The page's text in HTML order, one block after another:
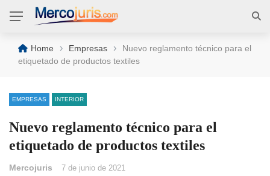
Home › Empresas ›
Nuevo reglamento técnico para el
etiquetado de productos textiles
EMPRESAS INTERIOR
Nuevo reglamento técnico para el
etiquetado de productos textiles
Mercojuris 7 de junio de 2021